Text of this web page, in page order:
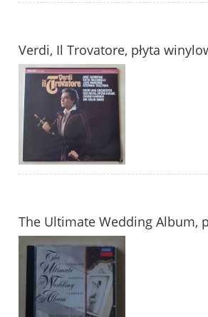
Verdi, Il Trovatore, płyta
The Ultimate Wedding Album,